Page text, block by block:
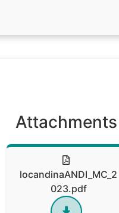
Attachments
locandinaANDI_MC_2
023.pdf